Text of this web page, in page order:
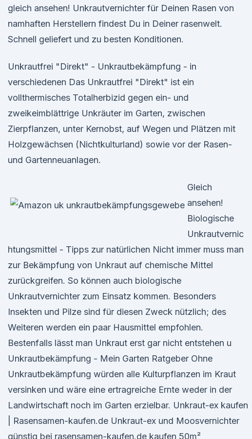
gleich ansehen! Unkrautvernichter für Deinen Rasen von
namhaften Herstellern findest Du in Deiner rasenwelt.
Schnell geliefert und zu besten Konditionen.
Unkrautfrei "Direkt" - Unkrautbekämpfung - in
verschiedenen Das Unkrautfrei "Direkt" ist ein
vollthermisches Totalherbizid gegen ein- und
zweikeimblättrige Unkräuter im Garten, zwischen
Zierpflanzen, unter Kernobst, auf Wegen und Plätzen mit
Holzgewächsen (Nichtkulturland) sowie vor der Rasen-
und Gartenneuanlagen.
Gleich
ansehen!
Biologische
Unkrautvernic
htungsmittel - Tipps zur natürlichen Nicht immer muss man
zur Bekämpfung von Unkraut auf chemische Mittel
zurückgreifen. So können auch biologische
Unkrautvernichter zum Einsatz kommen. Besonders
Insekten und Pilze sind für diesen Zweck nützlich; des
Weiteren werden ein paar Hausmittel empfohlen.
Bestenfalls lässt man Unkraut erst gar nicht entstehen u
Unkrautbekämpfung - Mein Garten Ratgeber Ohne
Unkrautbekämpfung würden alle Kulturpflanzen im Kraut
versinken und wäre eine ertragreiche Ernte weder in der
Landwirtschaft noch im Garten erzielbar. Unkraut-ex kaufen
| Rasensamen-kaufen.de Unkraut-ex und Moosvernichter
günstig bei rasensamen-kaufen.de kaufen 50m²